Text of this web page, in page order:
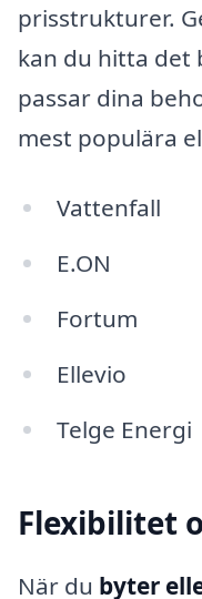
prisstrukturer.
kan du hitta det
passar dina
mest populära
Vattenfall
E.ON
Fortum
Ellevio
Telge Energi
Flexibilitet
När du byter